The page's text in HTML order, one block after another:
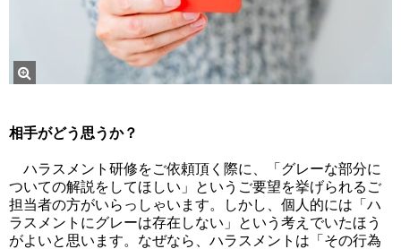
相手がどう思うか？
ハラスメント研修をご依頼頂く際に、「グレーな部分に
ついての解説をしてほしい」というご要望を挙げられるご
担当者の方がいらっしゃいます。しかし、個人的には「ハ
ラスメントにグレーは存在しない」という考えでいたほう
がよいと思います。なぜなら、ハラスメントは「その行為